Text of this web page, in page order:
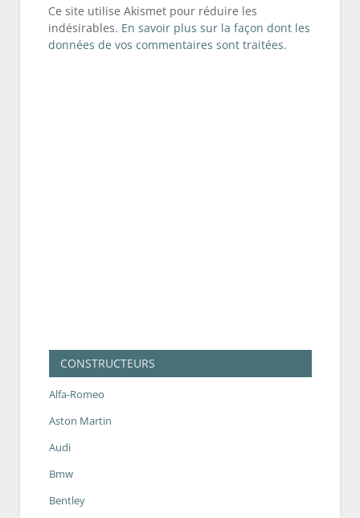
Ce site utilise Akismet pour réduire les
indésirables. En savoir plus sur la façon dont les
données de vos commentaires sont traitées.
CONSTRUCTEURS
Alfa-Romeo
Aston Martin
Audi
Bmw
Bentley